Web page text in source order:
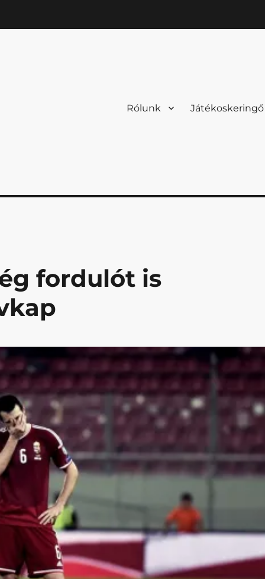
Rólunk Játékoskeringő
fordulót is